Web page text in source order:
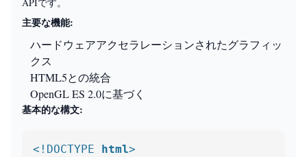
主要な機能:
ハードウェアアクセラレーションされたグラフィッ
クス
HTML5との統合
OpenGL ES 2.0に基づく
基本的な構文:
<!DOCTYPE html>